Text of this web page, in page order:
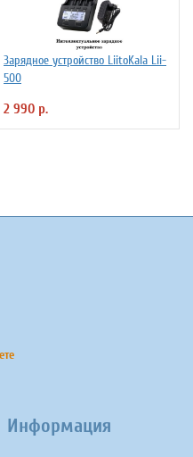
Зарядное устройство LiitoKala Lii-
500
2 990 р.
Информация